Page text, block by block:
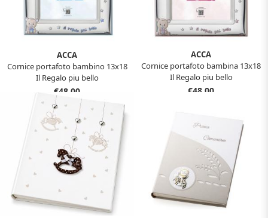
ACCA
Cornice portafoto bambino 13x18
Il Regalo piu bello
€48,00
ACCA
Cornice portafoto bambina 13x18
Il Regalo piu bello
€48,00